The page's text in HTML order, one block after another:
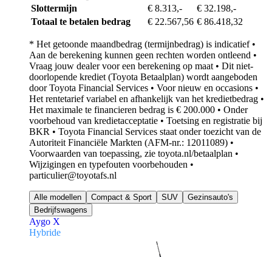
Slottermijn
€ 8.313,-
€ 32.198,-
Totaal te betalen bedrag
€ 22.567,56 € 86.418,32
* Het getoonde maandbedrag (termijnbedrag) is indicatief •
Aan de berekening kunnen geen rechten worden ontleend •
Vraag jouw dealer voor een berekening op maat • Dit niet-
doorlopende krediet (Toyota Betaalplan) wordt aangeboden
door Toyota Financial Services • Voor nieuw en occasions •
Het rentetarief variabel en afhankelijk van het kredietbedrag •
Het maximale te financieren bedrag is € 200.000 • Onder
voorbehoud van kredietacceptatie • Toetsing en registratie bij
BKR • Toyota Financial Services staat onder toezicht van de
Autoriteit Financiële Markten (AFM-nr.: 12011089) •
Voorwaarden van toepassing, zie toyota.nl/betaalplan •
Wijzigingen en typefouten voorbehouden •
particulier@toyotafs.nl
Alle modellen Compact & Sport SUV
Gezinsauto's
Bedrijfswagens
Aygo X
Hybride